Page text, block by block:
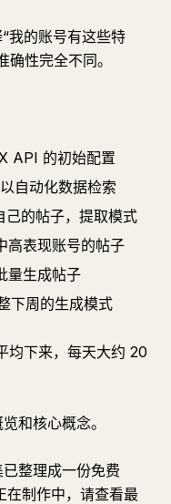
我的账号有这些特
性完全不同。
API 的初始配置
自动化数据检索
的帖子，提取模式
高表现账号的帖子
量生成帖子
下周的生成模式
均下来，每天大约 20
和核心概念。
整理成一份免费
制作中，请查看最